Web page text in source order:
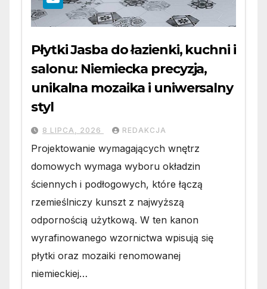
Płytki Jasba do łazienki, kuchni i
salonu: Niemiecka precyzja,
unikalna mozaika i uniwersalny
styl
8 LIPCA, 2026 REDAKCJA
Projektowanie wymagających wnętrz
domowych wymaga wyboru okładzin
ściennych i podłogowych, które łączą
rzemieślniczy kunszt z najwyższą
odpornością użytkową. W ten kanon
wyrafinowanego wzornictwa wpisują się
płytki oraz mozaiki renomowanej
niemieckiej…